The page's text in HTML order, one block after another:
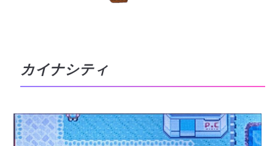
カイナシティ